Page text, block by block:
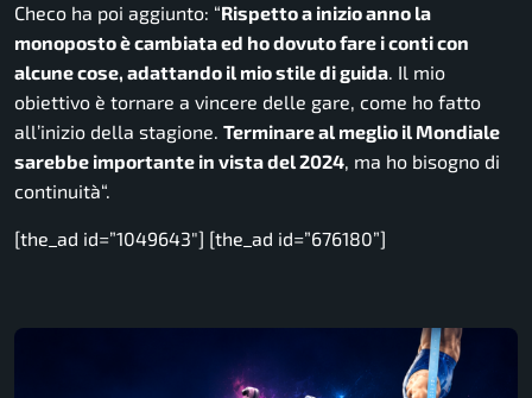
Checo ha poi aggiunto: “Rispetto a inizio anno la
monoposto è cambiata ed ho dovuto fare i conti con
alcune cose, adattando il mio stile di guida. Il mio
obiettivo è tornare a vincere delle gare, come ho fatto
all’inizio della stagione. Terminare al meglio il Mondiale
sarebbe importante in vista del 2024, ma ho bisogno di
continuità“.
[the_ad id=”1049643″] [the_ad id=”676180”]